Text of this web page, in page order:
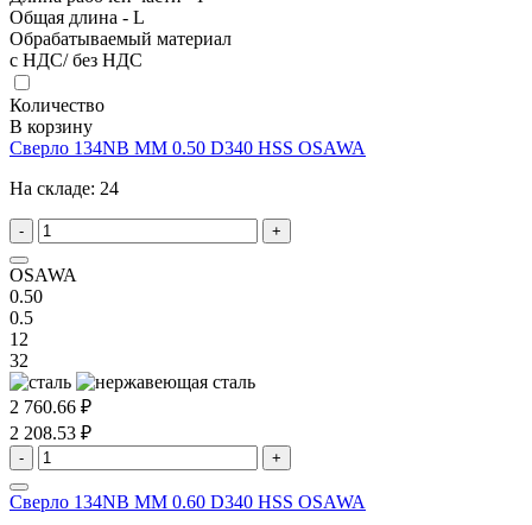
Общая длина - L
Обрабатываемый материал
с НДС/ без НДС
Количество
В корзину
Сверло 134NB MM 0.50 D340 HSS OSAWA
На складе: 24
- +
OSAWA
0.50
0.5
12
32
2 760.66 ₽
2 208.53 ₽
- +
Сверло 134NB MM 0.60 D340 HSS OSAWA